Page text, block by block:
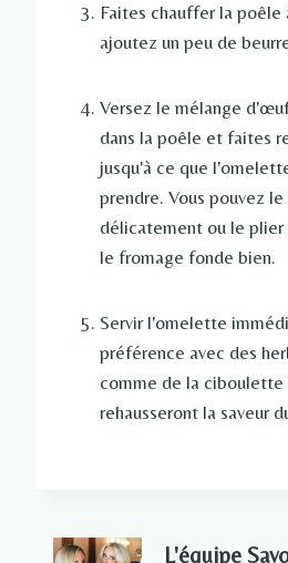
Faites chauffer la
ajoutez un peu de
Versez le mélange
dans la poêle et faites
jusqu'à ce que
prendre. Vous pouvez
délicatement ou le plier
le fromage fonde bien.
Servir l'omelette
préférence avec des
comme de la ciboulette
rehausseront la saveur
L'équipe